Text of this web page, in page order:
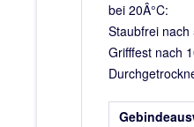
bei 20Â°C:
Staubfrei nach
Grifffest nach